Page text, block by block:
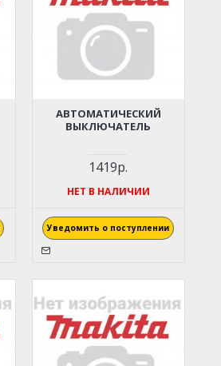
АВТОМАТИЧЕСКИЙ
ВЫКЛЮЧАТЕЛЬ
1419р.
НЕТ В НАЛИЧИИ
Уведомить о поступлении